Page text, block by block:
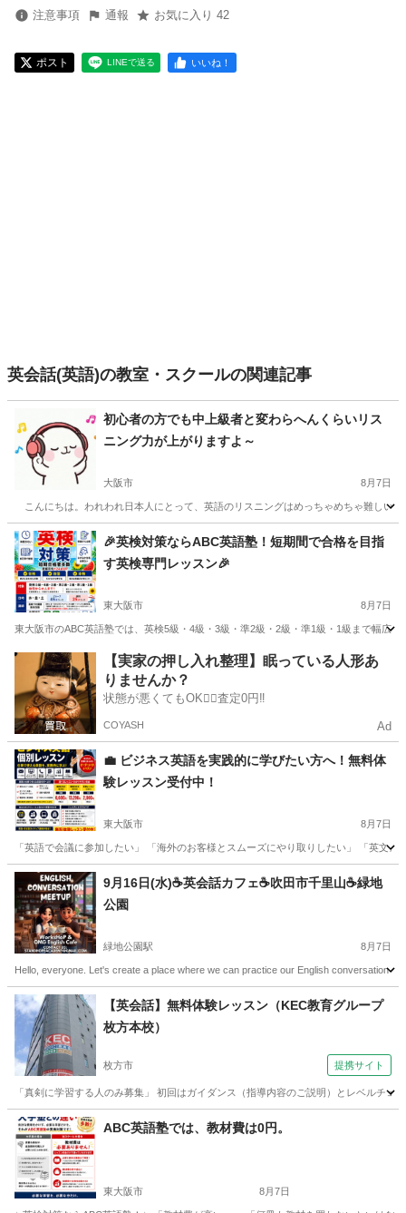
注意事項 通報 お気に入り 42
ポスト LINEで送る いいね！
英会話(英語)の教室・スクールの関連記事
初心者の方でも中上級者と変わらへんくらいリス
ニング力が上がりますよ～
大阪市 8月7日
こんにちは。われわれ日本人にとって、英語のリスニングはめっちゃめちゃ難しい
大阪 大阪市 英会話 レッスン
🎉英検対策ならABC英語塾！短期間で合格を目指
す英検専門レッスン🎉
東大阪市 8月7日
東大阪市のABC英語塾では、英検5級・4級・3級・準2級・2級・準1級・1級まで幅
大阪 東大阪市 英検 1級
【実家の押し入れ整理】眠っている人形あ
りませんか？
状態が悪くてもOK🙆‍♀️査定0円‼️
COYASH Ad
💼 ビジネス英語を実践的に学びたい方へ！無料体
験レッスン受付中！
東大阪市 8月7日
「英語で会議に参加したい」 「海外のお客様とスムーズにやり取りしたい」 「英文
大阪 東大阪市 ビジネス英語 1級
9月16日(水)☕️英会話カフェ☕️吹田市千里山☕️緑地
公園
緑地公園駅 8月7日
Hello, everyone. Let's create a place where we can practice our English conversation
大阪 吹田市 緑地公園駅 英会話
【英会話】無料体験レッスン（KEC教育グループ
枚方本校）
枚方市 提携サイト
「真剣に学習する人のみ募集」 初回はガイダンス（指導内容のご説明）とレベルチ
大阪 枚方市 英会話
ABC英語塾では、教材費は0円。
東大阪市 8月7日